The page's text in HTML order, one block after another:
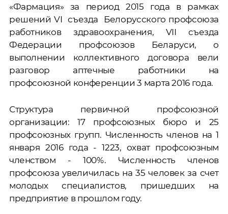
«Фармация» за период 2015 года в рамках
решений VI съезда Белорусского профсоюза
работников здравоохранения, VII съезда
Федерации профсоюзов Беларуси, о
выполнении коллективного договора вели
разговор аптечные работники на
профсоюзной конференции 3 марта 2016 года.
Структура первичной профсоюзной
организации: 17 профсоюзных бюро и 25
профсоюзных групп. Численность членов на 1
января 2016 года - 1223, охват профсоюзным
членством - 100%. Численность членов
профсоюза увеличилась на 35 человек за счет
молодых специалистов, пришедших на
предприятие в прошлом году.